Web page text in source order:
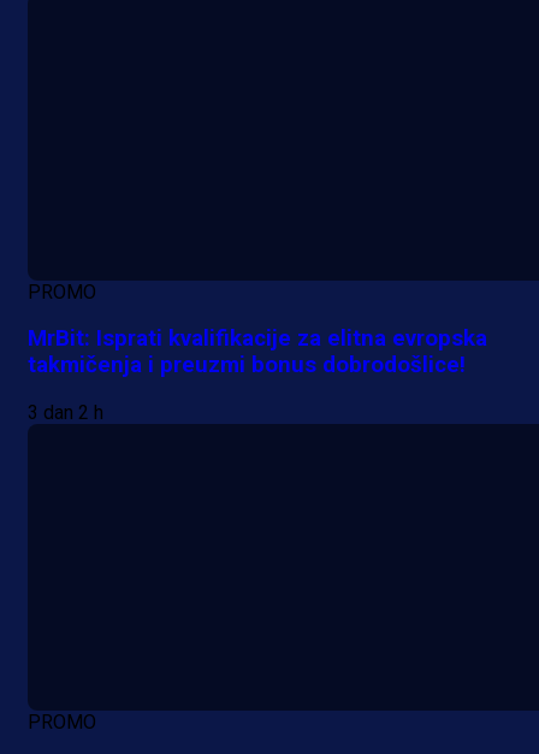
PROMO
MrBit: Isprati kvalifikacije za elitna evropska
takmičenja i preuzmi bonus dobrodošlice!
3 dan 2 h
PROMO